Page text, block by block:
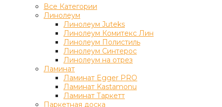
Все Категории
Линолеум
Линолеум Juteks
Линолеум Комитекс Лин
Линолеум Полистиль
Линолеум Синтерос
Линолеум на отрез
Ламинат
Ламинат Egger PRO
Ламинат Kastamonu
Ламинат Таркетт
Паркетная доска